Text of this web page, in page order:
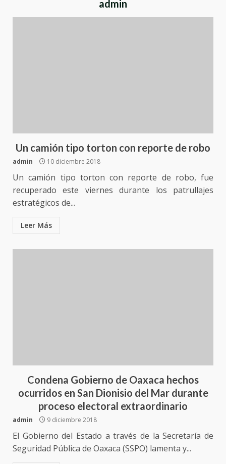
admin
Un camión tipo torton con reporte de robo
admin 10 diciembre 2018
Un camión tipo torton con reporte de robo, fue
recuperado este viernes durante los patrullajes
estratégicos de...
Leer Más
Condena Gobierno de Oaxaca hechos
ocurridos en San Dionisio del Mar durante
proceso electoral extraordinario
admin 9 diciembre 2018
El Gobierno del Estado a través de la Secretaría de
Seguridad Pública de Oaxaca (SSPO) lamenta y...